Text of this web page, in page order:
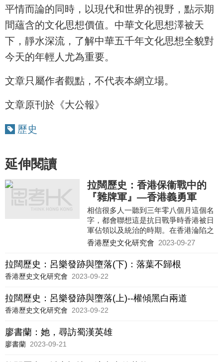
平情而論的同時，以現代和世界的視野，點示期
間蘊含的文化思想價值。中華文化思想澤被天
下，靜水深流，了解中華五千年文化思想全貌對
今天的年輕人尤為重要。
文章只屬作者觀點，不代表本網立場。
文章原刊於《大公報》
歷史
延伸閱讀
拉闊歷史：香港保衞戰中的
『雜牌軍』—香港義勇軍
相信很多人一聽到三年零八個月這個名
字，都會聯想這是抗日戰爭時香港被日
軍佔領以及統治的時期。在香港淪陷之
前，其實港英政府曾經作出頑強的抵
香港的計劃，被守軍硬拖至十八天才攻
陷，後世稱為「十八日戰爭」。本文旨
在述說香港義勇軍可歌可泣保家衞國的
民，規模雖小，卻發揮強大作用，甚至
在戰後被港英政府公布御賜「皇家」榮
香港歷史文化研究會 2023-09-27
拉闊歷史：呂樂發跡與墮落(下)：落葉不歸根
香港歷史文化研究會 2023-09-22
拉闊歷史：呂樂發跡與墮落(上)--權傾黑白兩道
香港歷史文化研究會 2023-09-22
廖書蘭：她，尋訪蜀漢英雄
廖書蘭 2023-09-21